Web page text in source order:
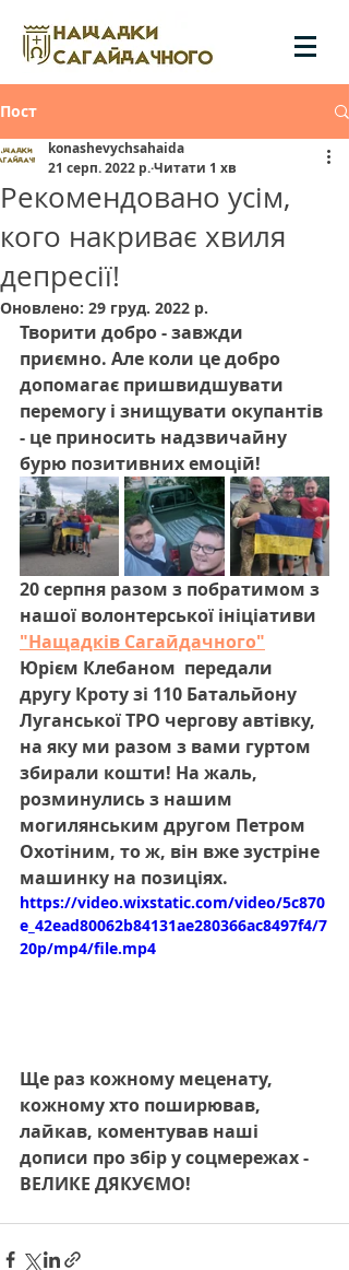
Пост
Рекомендовано усім,
кого накриває хвиля
депресії!
konashevychsahaida
21 серп. 2022 р.Читати 1 хв
Оновлено: 29 груд. 2022 р.
Творити добро - завжди
приємно. Але коли це добро
допомагає пришвидшувати
перемогу і знищувати окупантів
- це приносить надзвичайну
бурю позитивних емоцій!
20 серпня разом з побратимом з
нашої волонтерської ініціативи
"Нащадків Сагайдачного"
Юрієм Клебаном  передали
другу Кроту зі 110 Батальйону
Луганської ТРО чергову автівку,
на яку ми разом з вами гуртом
збирали кошти! На жаль,
розминулись з нашим
могилянським другом Петром
Охотіним, то ж, він вже зустріне
машинку на позиціях.
https://video.wixstatic.com/video/5c870
e_42ead80062b84131ae280366ac8497f4/7
20p/mp4/file.mp4
Ще раз кожному меценату,
кожному хто поширював,
лайкав, коментував наші
дописи про збір у соцмережах -
ВЕЛИКЕ ДЯКУЄМО!